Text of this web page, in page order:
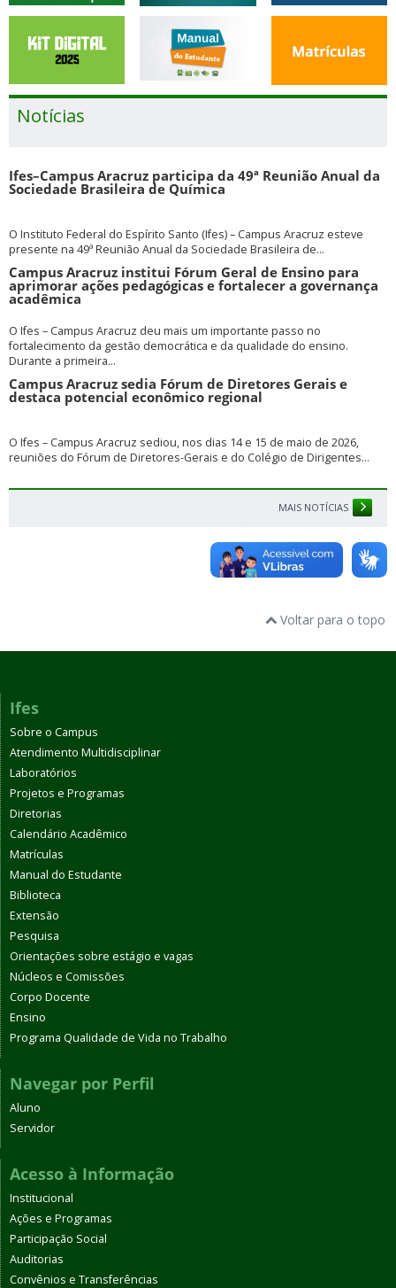
Notícias
Ifes–Campus Aracruz participa da 49ª Reunião Anual da
Sociedade Brasileira de Química
O Instituto Federal do Espírito Santo (Ifes) – Campus Aracruz esteve
presente na 49ª Reunião Anual da Sociedade Brasileira de...
Campus Aracruz institui Fórum Geral de Ensino para
aprimorar ações pedagógicas e fortalecer a governança
acadêmica
O Ifes – Campus Aracruz deu mais um importante passo no
fortalecimento da gestão democrática e da qualidade do ensino.
Durante a primeira...
Campus Aracruz sedia Fórum de Diretores Gerais e
destaca potencial econômico regional
O Ifes – Campus Aracruz sediou, nos dias 14 e 15 de maio de 2026,
reuniões do Fórum de Diretores-Gerais e do Colégio de Dirigentes...
MAIS NOTÍCIAS
Voltar para o topo
Ifes
Sobre o Campus
Atendimento Multidisciplinar
Laboratórios
Projetos e Programas
Diretorias
Calendário Acadêmico
Matrículas
Manual do Estudante
Biblioteca
Extensão
Pesquisa
Orientações sobre estágio e vagas
Núcleos e Comissões
Corpo Docente
Ensino
Programa Qualidade de Vida no Trabalho
Navegar por Perfil
Aluno
Servidor
Acesso à Informação
Institucional
Ações e Programas
Participação Social
Auditorias
Convênios e Transferências